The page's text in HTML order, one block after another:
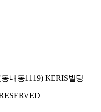
내동1119) KERIS빌딩